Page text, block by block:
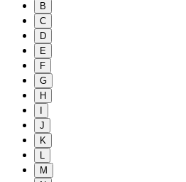
B
C
D
E
F
G
H
J
K
L
M